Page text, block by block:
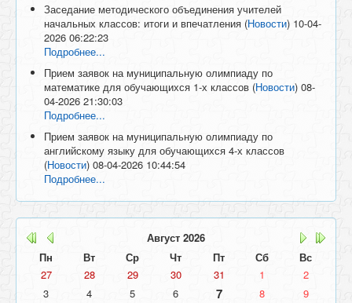
Заседание методического объединения учителей
начальных классов: итоги и впечатления (Новости) 10-04-
2026 06:22:23
Подробнее...
Прием заявок на муниципальную олимпиаду по
математике для обучающихся 1-х классов (Новости) 08-
04-2026 21:30:03
Подробнее...
Прием заявок на муниципальную олимпиаду по
английскому языку для обучающихся 4-х классов
(Новости) 08-04-2026 10:44:54
Подробнее...
Август 2026
Пн
Вт Ср Чт Пт Сб
Вс
27
28 29 30 31 1
2
3
4 5 6 7 8
9